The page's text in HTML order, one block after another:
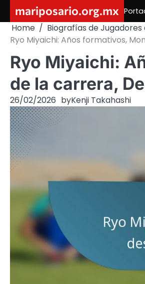
content
mariposario.org.mx
Home
Biografías de
Ryo Miyaichi: Años formativos,
Ryo Miyaichi:
de la carrera,
26/02/2026 byKenji Takahashi